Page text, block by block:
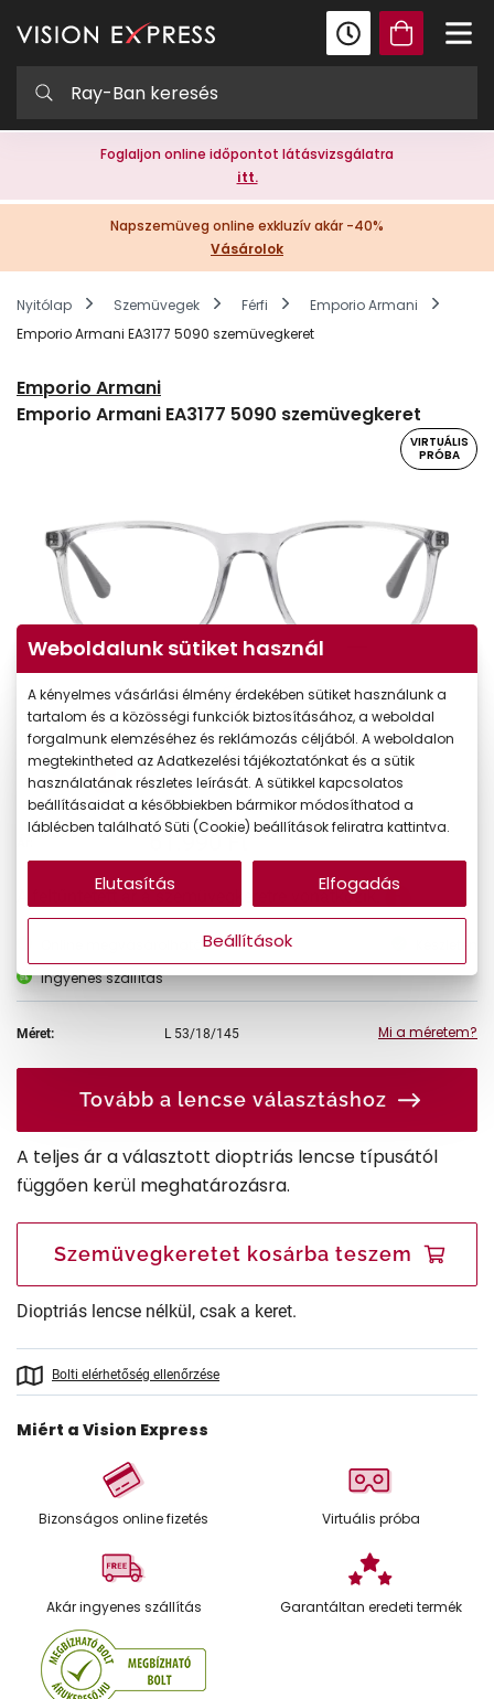
Foglaljon online időpontot látásvizsgálatra
itt.
Napszemüveg online exkluzív akár -40%
Vásárolok
Nyitólap Szemüvegek Férfi
Emporio Armani
Emporio Armani EA3177 5090 szemüvegkeret
Emporio Armani
Emporio Armani EA3177 5090 szemüvegkeret
VIRTUÁLIS
PRÓBA
61.990 Ft
A feltűntetett ár a szemüvegkeretre vonatkozik.
Ingyenes szállítás
Méret: L 53/18/145 Mi a méretem?
Tovább a lencse választáshoz
A teljes ár a választott dioptriás lencse típusától
függően kerül meghatározásra.
Szemüvegkeretet kosárba teszem
Dioptriás lencse nélkül, csak a keret.
Bolti elérhetőség ellenőrzése
Miért a Vision Express
Bizonságos online fizetés Virtuális próba
Akár ingyenes szállítás Garantáltan eredeti termék
Weboldalunk sütiket használ
A kényelmes vásárlási élmény érdekében sütiket használunk a
tartalom és a közösségi funkciók biztosításához, a weboldal
forgalmunk elemzéséhez és reklámozás céljából. A weboldalon
megtekintheted az Adatkezelési tájékoztatónkat és a sütik
használatának részletes leírását. A sütikkel kapcsolatos
beállításaidat a későbbiekben bármikor módosíthatod a
láblécben található Süti (Cookie) beállítások feliratra kattintva.
Beállítások
Elutasítás Elfogadás